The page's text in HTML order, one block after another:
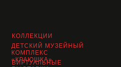
КОЛЛЕКЦИИ
ВИРТУАЛЬНЫЕ
ДЕТСКИЙ МУЗЕЙНЫЙ
КОМПЛЕКС
«КРАЮШКА»